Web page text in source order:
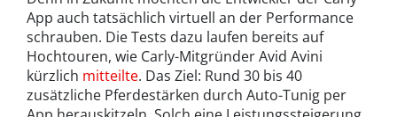
App auch tatsächlich virtuell an der Performance
schrauben. Die Tests dazu laufen bereits auf
Hochtouren, wie Carly-Mitgründer Avid Avini
kürzlich mitteilte. Das Ziel: Rund 30 bis 40
zusätzliche Pferdestärken durch Auto-Tunig per